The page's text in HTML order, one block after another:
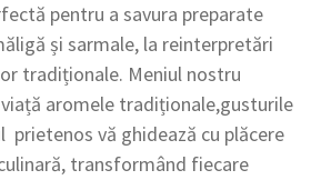
pentru a savura preparate
și sarmale, la reinterpretări
tradiționale. Meniul nostru
aromele tradiționale,gusturile
prietenos vă ghidează cu plăcere
transformând fiecare